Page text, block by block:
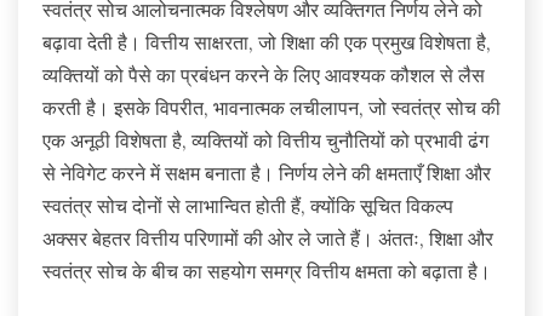
स्वतंत्र सोच आलोचनात्मक विश्लेषण और व्यक्तिगत निर्णय लेने को
बढ़ावा देती है। वित्तीय साक्षरता, जो शिक्षा की एक प्रमुख विशेषता है,
व्यक्तियों को पैसे का प्रबंधन करने के लिए आवश्यक कौशल से लैस
करती है। इसके विपरीत, भावनात्मक लचीलापन, जो स्वतंत्र सोच की
एक अनूठी विशेषता है, व्यक्तियों को वित्तीय चुनौतियों को प्रभावी ढंग
से नेविगेट करने में सक्षम बनाता है। निर्णय लेने की क्षमताएँ शिक्षा और
स्वतंत्र सोच दोनों से लाभान्वित होती हैं, क्योंकि सूचित विकल्प
अक्सर बेहतर वित्तीय परिणामों की ओर ले जाते हैं। अंततः, शिक्षा और
स्वतंत्र सोच के बीच का सहयोग समग्र वित्तीय क्षमता को बढ़ाता है।